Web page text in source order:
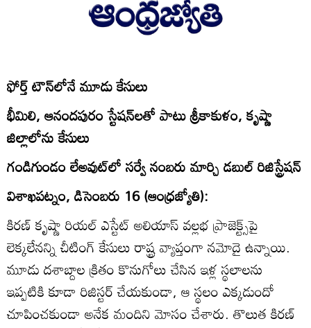
ఫోర్త్‌ టౌన్‌లోనే మూడు కేసులు
భీమిలి, ఆనందపురం స్టేషన్‌లతో పాటు శ్రీకాకుళం, కృష్ణా
జిల్లాలోను కేసులు
గండిగుండం లేఅవుట్‌లో సర్వే నంబరు మార్చి డబుల్‌ రిజిస్ట్రేషన్‌
విశాఖపట్నం, డిసెంబరు 16 (ఆంధ్రజ్యోతి):
కిరణ్‌ కృష్ణా రియల్‌ ఎస్టేట్‌ అలియాస్‌ వల్లభ ప్రాజెక్ట్స్‌పై
లెక్కలేనన్ని చీటింగ్‌ కేసులు రాష్ట్ర వ్యాప్తంగా నమోదై ఉన్నాయి.
మూడు దశాబ్దాల క్రితం కొనుగోలు చేసిన ఇళ్ల స్థలాలను
ఇప్పటికి కూడా రిజిస్టర్‌ చేయకుండా, ఆ స్థలం ఎక్కడుందో
చూపించకుండా అనేక మందిని మోసం చేశారు. తొలుత కిరణ్‌